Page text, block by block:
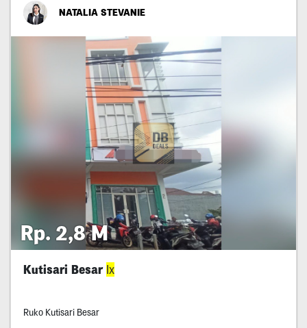
NATALIA STEVANIE
Rp. 2,8 M
Kutisari Besar Ix
Ruko Kutisari Besar